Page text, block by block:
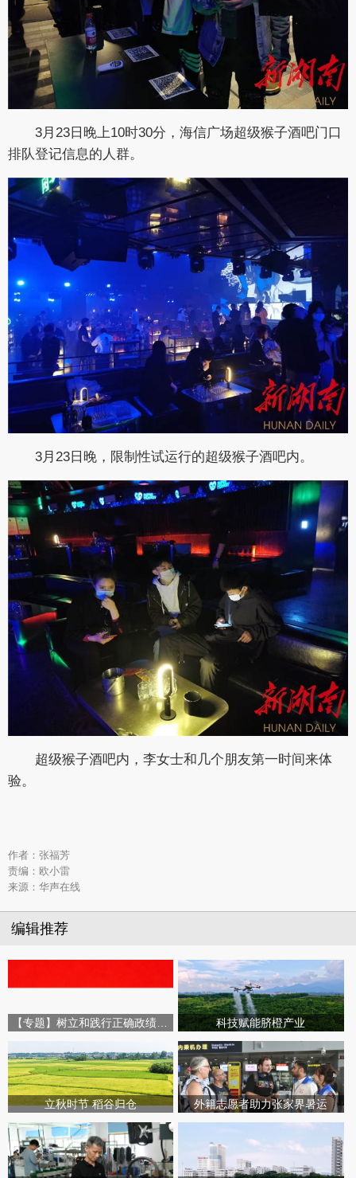
3月23日晚上10时30分，海信广场超级猴子酒吧门口
排队登记信息的人群。
3月23日晚，限制性试运行的超级猴子酒吧内。
超级猴子酒吧内，李女士和几个朋友第一时间来体
验。
作者：张福芳
责编：欧小雷
来源：华声在线
编辑推荐
科技赋能脐橙产业
立秋时节 稻谷归仓 外籍志愿者助力张家界暑运